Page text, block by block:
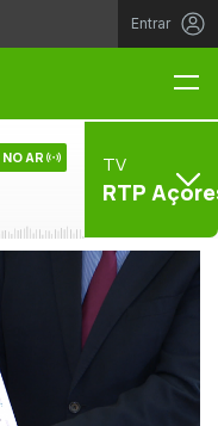
Entrar
NO AR TV
RTP